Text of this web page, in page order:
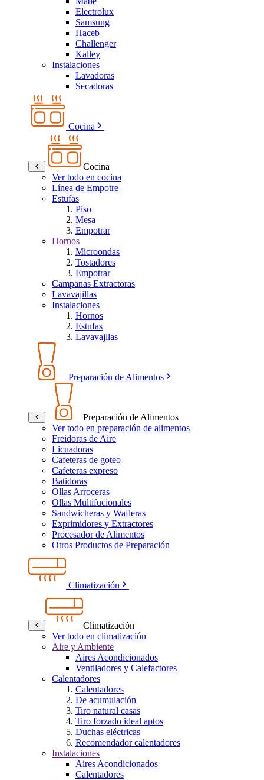
Electrolux
Samsung
Haceb
Challenger
Kalley
Instalaciones
Lavadoras
Secadoras
Cocina
Cocina
Ver todo en cocina
Línea de Empotre
Estufas
Piso
Mesa
Empotrar
Hornos
Microondas
Tostadores
Empotrar
Campanas Extractoras
Lavavajillas
Instalaciones
Hornos
Estufas
Lavavajllas
Preparación de Alimentos
Preparación de Alimentos
Ver todo en preparación de alimentos
Freidoras de Aire
Licuadoras
Cafeteras de goteo
Cafeteras expreso
Batidoras
Ollas Arroceras
Ollas Multifucionales
Sandwicheras y Wafleras
Exprimidores y Extractores
Procesador de Alimentos
Otros Productos de Preparación
Climatización
Climatización
Ver todo en climatización
Aire y Ambiente
Aires Acondicionados
Ventiladores y Calefactores
Calentadores
Calentadores
De acumulación
Tiro natural casas
Tiro forzado ideal aptos
Duchas eléctricas
Recomendador calentadores
Instalaciones
Aires Acondicionados
Calentadores